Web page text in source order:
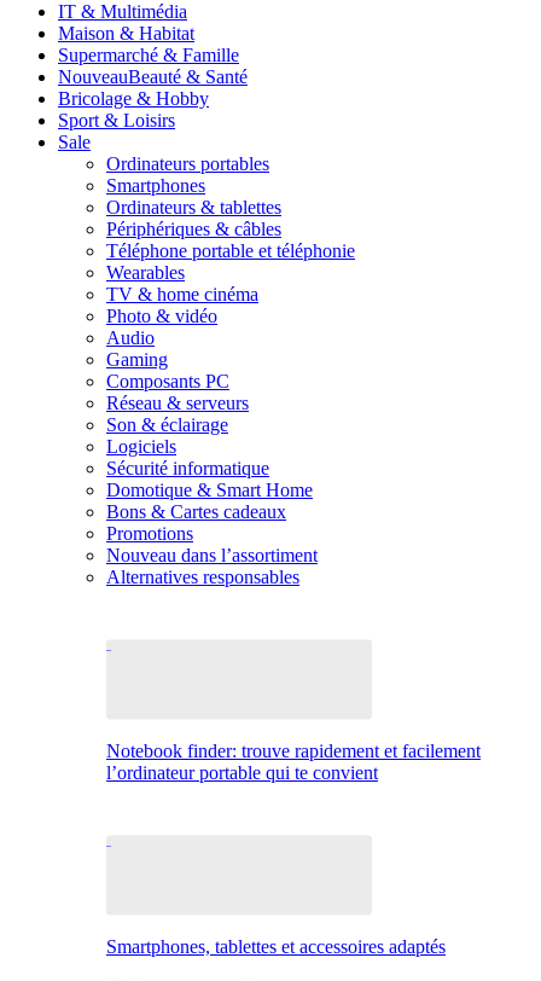
IT & Multimédia
Maison & Habitat
Supermarché & Famille
NouveauBeauté & Santé
Bricolage & Hobby
Sport & Loisirs
Sale
Ordinateurs portables
Smartphones
Ordinateurs & tablettes
Périphériques & câbles
Téléphone portable et téléphonie
Wearables
TV & home cinéma
Photo & vidéo
Audio
Gaming
Composants PC
Réseau & serveurs
Son & éclairage
Logiciels
Sécurité informatique
Domotique & Smart Home
Bons & Cartes cadeaux
Promotions
Nouveau dans l’assortiment
Alternatives responsables
Notebook finder: trouve rapidement et facilement
l’ordinateur portable qui te convient
Smartphones, tablettes et accessoires adaptés